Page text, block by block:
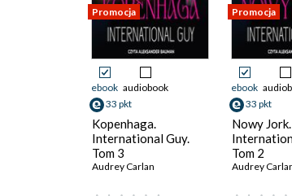
Promocja
ebook audiobook
33 pkt
Kopenhaga.
International Guy.
Tom 3
Audrey Carlan
Promocja
ebook
33 pkt
Nowy Jork.
Tom 2
Audrey